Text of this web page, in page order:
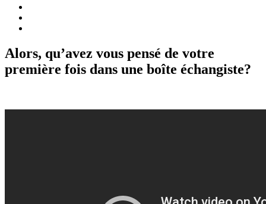
Alors, qu’avez vous pensé de votre
première fois dans une boîte échangiste?